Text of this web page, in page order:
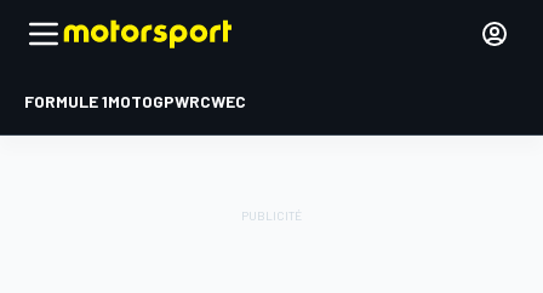
FORMULE 1MOTOGPWRCWEC